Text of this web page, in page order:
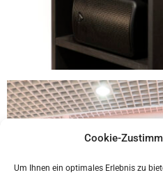
Cookie-
Um Ihnen ein optimales Erlebnis zu